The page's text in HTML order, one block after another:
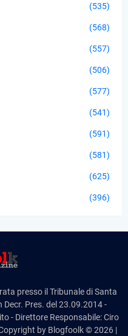
(535)
(568)
(557)
(506)
(577)
(541)
(591)
(581)
(625)
(396)
presso il Tribunale di Santa
Pres. del 23.09.2014 -
- Direttore Responsabile: Ciro
by Blogfoolk © 2026 |